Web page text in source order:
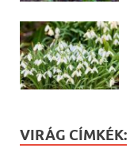
VIRÁG CÍMKÉK: